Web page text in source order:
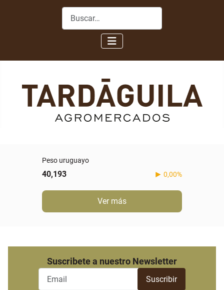
Buscar
Peso uruguayo
40,193 0,00%
Ver más
Suscribete a nuestro Newsletter